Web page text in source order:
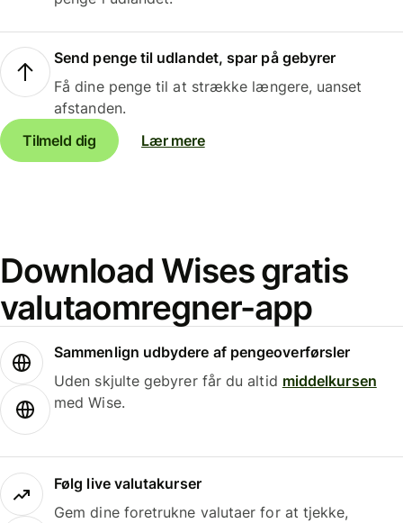
Send penge til udlandet, spar på gebyrer
Få dine penge til at strække længere, uanset
afstanden.
Tilmeld dig
Lær mere
Download Wises gratis
valutaomregner-app
Sammenlign udbydere af pengeoverførsler
Uden skjulte gebyrer får du altid middelkursen
med Wise.
Følg live valutakurser
Gem dine foretrukne valutaer for at tjekke,